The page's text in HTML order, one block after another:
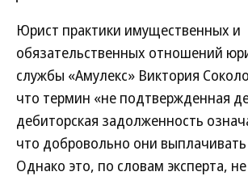
Юрист практики имущественных и
обязательственных отношений
службы «Амулекс» Виктория
что термин «не подтвержденная
дебиторская задолженность
что добровольно они выплачивать
Однако это, по словам эксперта, не